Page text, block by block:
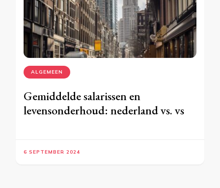
ALGEMEEN
Gemiddelde salarissen en
levensonderhoud: nederland vs. vs
6 SEPTEMBER 2024